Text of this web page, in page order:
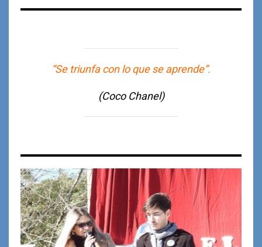
“Se triunfa con lo que se aprende”.
(Coco Chanel)